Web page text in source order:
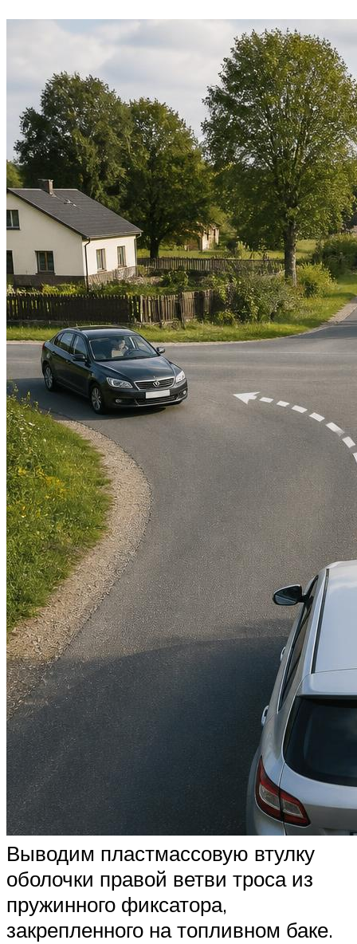
Выводим пластмассовую втулку
оболочки правой ветви троса из
пружинного фиксатора,
закрепленного на топливном баке.